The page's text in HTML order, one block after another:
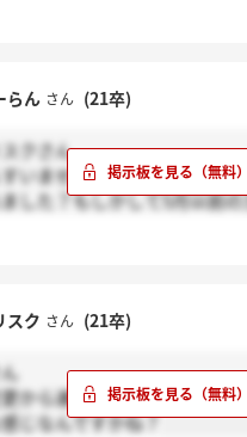
らん さん (21卒)
クさん
いませんちなみになんです
した？もしかして5月以前
スク さん (21卒)
から連絡はまだ来ていませ
じなんですかね？